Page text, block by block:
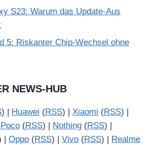
S23: Warum das Update-Aus
5: Riskanter Chip-Wechsel ohne
NEWS-HUB
) | Huawei (RSS) | Xiaomi (RSS) |
Poco (RSS) | Nothing (RSS) |
| Oppo (RSS) | Vivo (RSS) |
Realme